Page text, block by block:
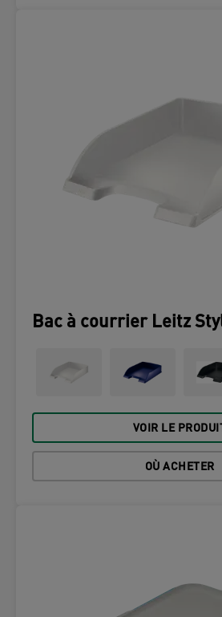
Bac à courrier Leitz
VOIR LE
OÙ ACHETER